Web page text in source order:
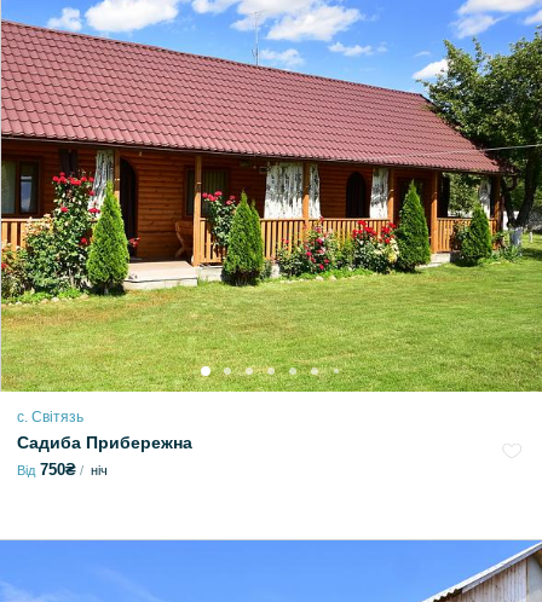
с. Світязь
Садиба Прибережна
Від 750₴ ніч